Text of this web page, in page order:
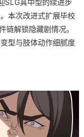
SLG其中型的续进步
本次改进式扩展毕校
链解锁隐藏剧情况。
型与肢体动作细腻度